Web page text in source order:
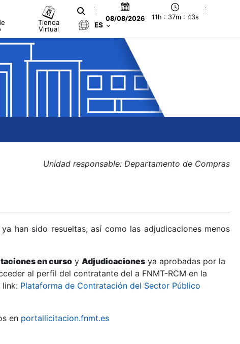
Tienda
Virtual
08/08/2026 11h : 37m : 43s
ES
Unidad responsable: Departamento de Compras
han sido resueltas, así como las adjudicaciones menos
en curso y Adjudicaciones ya aprobadas por la
al perfil del contratante del a FNMT-RCM en la
link: Plataforma de Contratación del Sector Público
en portallicitacion.fnmt.es